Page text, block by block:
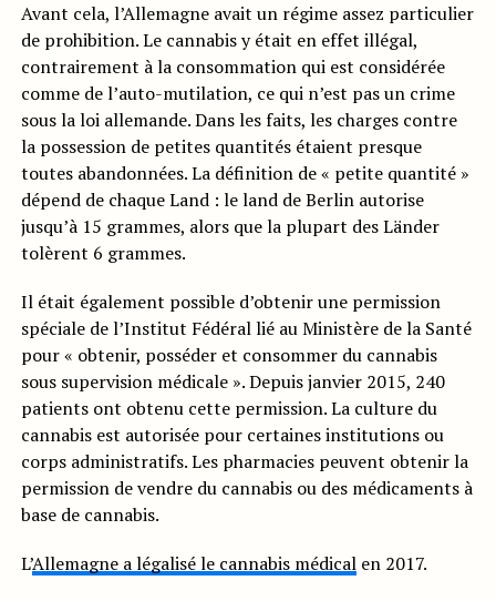
Avant cela, l’Allemagne avait un régime assez particulier
de prohibition. Le cannabis y était en effet illégal,
contrairement à la consommation qui est considérée
comme de l’auto-mutilation, ce qui n’est pas un crime
sous la loi allemande. Dans les faits, les charges contre
la possession de petites quantités étaient presque
toutes abandonnées. La définition de « petite quantité »
dépend de chaque Land : le land de Berlin autorise
jusqu’à 15 grammes, alors que la plupart des Länder
tolèrent 6 grammes.
Il était également possible d’obtenir une permission
spéciale de l’Institut Fédéral lié au Ministère de la Santé
pour « obtenir, posséder et consommer du cannabis
sous supervision médicale ». Depuis janvier 2015, 240
patients ont obtenu cette permission. La culture du
cannabis est autorisée pour certaines institutions ou
corps administratifs. Les pharmacies peuvent obtenir la
permission de vendre du cannabis ou des médicaments à
base de cannabis.
L’Allemagne a légalisé le cannabis médicalen 2017.